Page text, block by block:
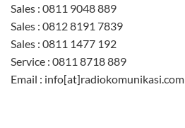
Sales : 0811 9048 889
Sales : 0812 8191 7839
Sales : 0811 1477 192
Service : 0811 8718 889
Email : info[at]radiokomunikasi.com